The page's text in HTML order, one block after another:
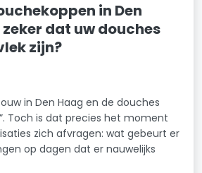
in Den
dat uw douches
zijn?
in Den Haag en de douches
Toch is dat precies het moment
zich afvragen: wat gebeurt er
op dagen dat er nauwelijks